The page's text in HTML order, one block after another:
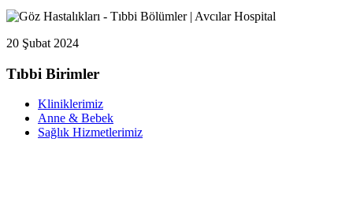
20 Şubat 2024
Tıbbi Birimler
Kliniklerimiz
Anne & Bebek
Sağlık Hizmetlerimiz